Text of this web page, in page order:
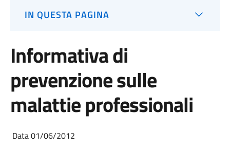
IN QUESTA PAGINA
Informativa di
prevenzione sulle
malattie professionali
Data 01/06/2012